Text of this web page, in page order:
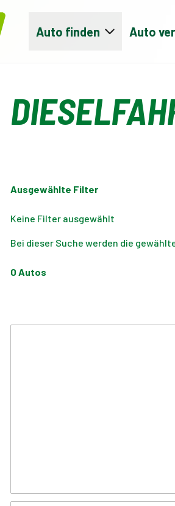
Auto finden Auto
Ausgewählte Filter
Keine Filter ausgewählt
Bei dieser Suche werden die
0 Autos